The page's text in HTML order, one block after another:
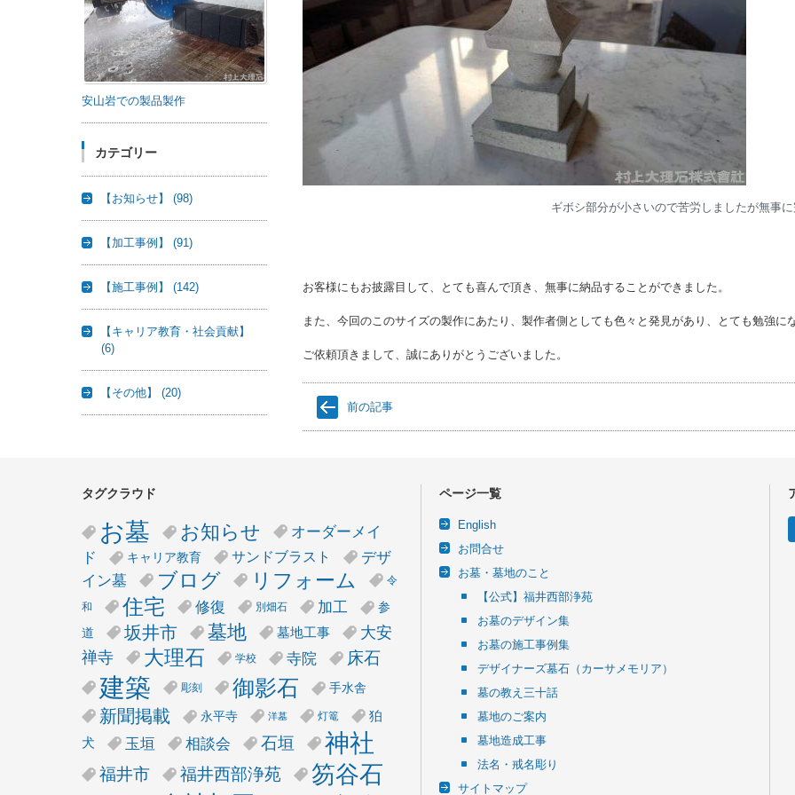
ギボシ部分が小さいので苦労しましたが無事
お客様にもお披露目して、とても喜んで頂き、無事に納品することができました。
また、今回のこのサイズの製作にあたり、製作者側としても色々と発見があり、とても勉強に
ご依頼頂きまして、誠にありがとうございました。
前の記事
安山岩での製品製作
カテゴリー
【お知らせ】 (98)
【加工事例】 (91)
【施工事例】 (142)
【キャリア教育・社会貢献】
(6)
【その他】 (20)
タグクラウド
お墓 お知らせ
オーダーメイ
ド
キャリア教育 サンドブラスト
デザ
イン墓
ブログ リフォーム 令
和 住宅 修復 別畑石 加工
参
道
坂井市 墓地 墓地工事
大安
禅寺
大理石 学校 寺院 床石
建築 彫刻 御影石 手水舎
新聞掲載 永平寺 洋墓 灯篭
狛
犬
玉垣 相談会 石垣 神社
福井市 福井西部浄苑 笏谷石
ページ一覧
English
お問合せ
お墓・墓地のこと
【公式】福井西部浄苑
お墓のデザイン集
お墓の施工事例集
デザイナーズ墓石（カーサメモリア）
墓の教え三十話
墓地のご案内
墓地造成工事
法名・戒名彫り
サイトマップ